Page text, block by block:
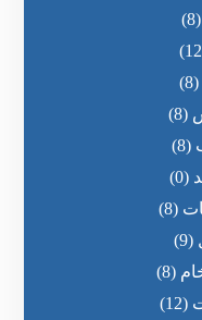
(8)
(8)
(8)
(8)
(0)
(8)
(9)
(8)
(12)